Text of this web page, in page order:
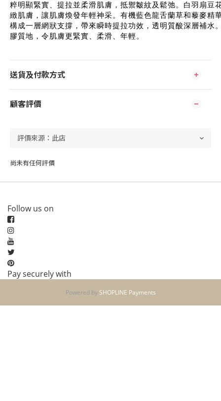
粹明顯緊實、提拉並柔滑肌膚，抵禦皺紋及鬆弛。白羽扇豆
緻肌膚，讓肌膚煥發年輕神采。有機藍色龍舌蘭草和藜麥精
構成一層網狀支撐，帶來瞬時提拉功效，透明質酸深層補水
膠質地，令肌膚更緊實、柔滑、年輕。
送貨及付款方式
顧客評價
尚未有任何評價
Follow us on
Pay securely with
Powered by SHOPLINE Payments